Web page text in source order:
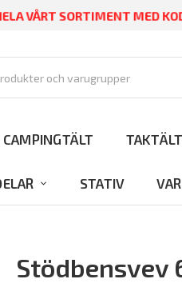
VÅRT SORTIMENT MED
CAMPINGTÄLT TAKTÄLT
STATIV
Stödbensvev